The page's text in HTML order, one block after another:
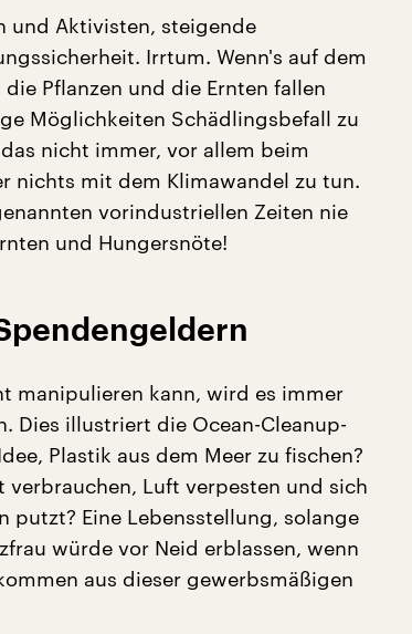
und Aktivisten, steigende
Irrtum. Wenn's auf dem
Pflanzen und die Ernten fallen
Möglichkeiten Schädlingsbefall zu
nicht immer, vor allem beim
nichts mit dem Klimawandel zu tun.
vorindustriellen Zeiten nie
und Hungersnöte!
manipulieren kann, wird es immer
Dies illustriert die Ocean-Cleanup-
Plastik aus dem Meer zu fischen?
Luft verpesten und sich
putzt? Eine Lebensstellung, solange
würde vor Neid erblassen, wenn
aus dieser gewerbsmäßigen